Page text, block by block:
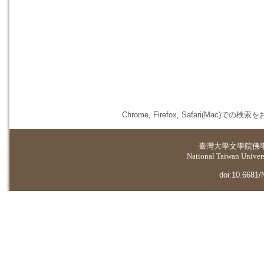
Chrome, Firefox, Safari(Mac)での検索を
臺灣大學文學院佛
National Taiwan
doi:10.6681/